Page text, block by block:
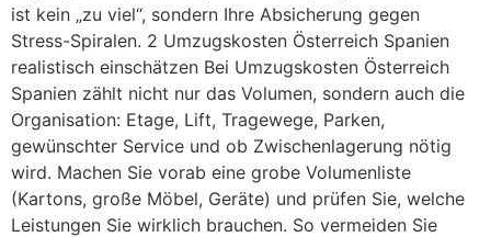
ist kein „zu viel“, sondern Ihre Absicherung gegen
Stress-Spiralen. 2 Umzugskosten Österreich Spanien
realistisch einschätzen Bei Umzugskosten Österreich
Spanien zählt nicht nur das Volumen, sondern auch die
Organisation: Etage, Lift, Tragewege, Parken,
gewünschter Service und ob Zwischenlagerung nötig
wird. Machen Sie vorab eine grobe Volumenliste
(Kartons, große Möbel, Geräte) und prüfen Sie, welche
Leistungen Sie wirklich brauchen. So vermeiden Sie